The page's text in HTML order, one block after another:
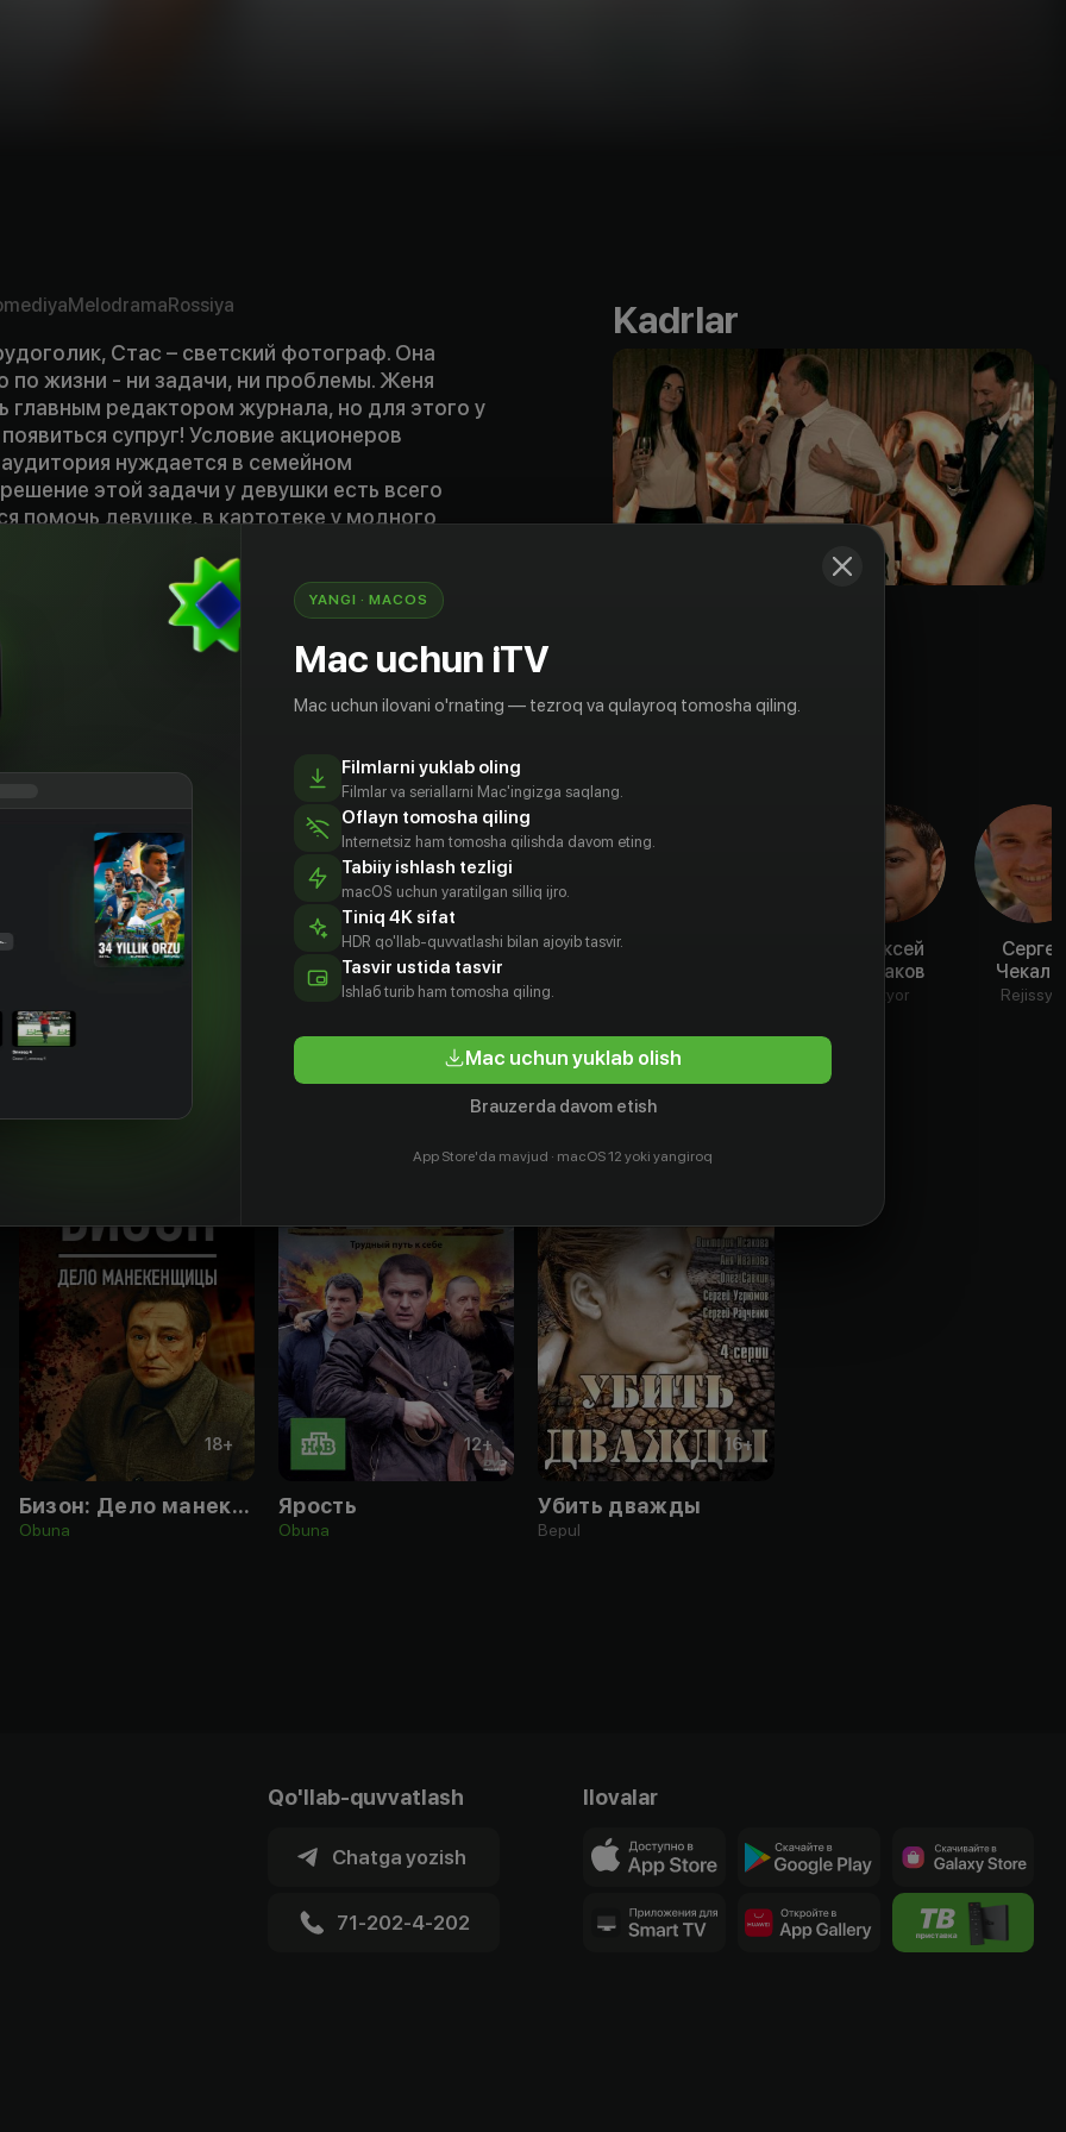
MelodramaRossiya
Стас – светский фотограф. Она
по жизни - ни задачи, ни проблемы. Женя
главным редактором журнала, но для этого у
супруг! Условие акционеров
нуждается в семейном
этой задачи у девушки есть всего
помочь девушке, в картотеке у модного
Но неожиданно Женя понимает, что совсем
с удивлением обнаруживает, что влюблен.
Kadrlar
Сергей
Бурунов
Ковальчук
Вячеслав
Гришечкин
Aktyor
Екатерина
Алексей
Чумаков
Aktyor
Сергей
Rejissyor
18+
Бизон: Дело манекенщицы
Obuna
12+
Ярость
Obuna
16+
Убить дважды
Bepul
Qo'llab-quvvatlash
Chatga yozish
71-202-4-202
Ilovalar
YANGI · MACOS
Mac uchun iTV
Mac uchun ilovani o'rnating — tezroq va qulayroq tomosha qiling.
Filmlarni yuklab oling
Filmlar va seriallarni Mac'ingizga saqlang.
Oflayn tomosha qiling
Internetsiz ham tomosha qilishda davom eting.
Tabiiy ishlash tezligi
macOS uchun yaratilgan silliq ijro.
Tiniq 4K sifat
HDR qo'llab-quvvatlashi bilan ajoyib tasvir.
Tasvir ustida tasvir
Ishlаб turib ham tomosha qiling.
Mac uchun yuklab olish
Brauzerda davom etish
App Store'da mavjud · macOS 12 yoki yangiroq